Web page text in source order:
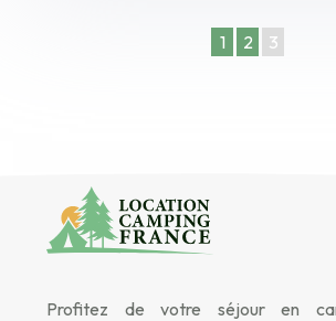
1 2 3
Profitez de votre séjour en